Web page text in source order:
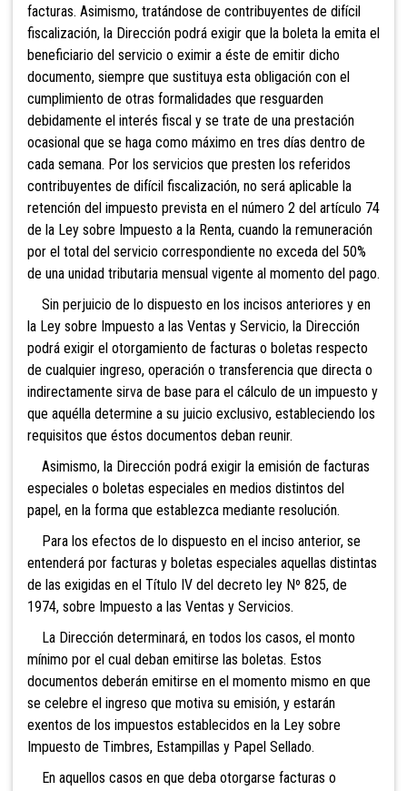
facturas. Asimismo, tratándose de contribuyentes de difícil
fiscalización, la Dirección podrá exigir que la boleta la emita el
beneficiario del servicio o eximir a éste de emitir dicho
documento, siempre que sustituya esta obligación con el
cumplimiento de otras formalidades que resguarden
debidamente el interés fiscal y se trate de una prestación
ocasional que se haga como máximo en tres días dentro de
cada semana. Por los servicios que presten los referidos
contribuyentes de difícil fiscalización, no será aplicable la
retención del impuesto prevista en el número 2 del artículo 74
de la Ley sobre Impuesto a la Renta, cuando la remuneración
por el total del servicio correspondiente no exceda del 50%
de una unidad tributaria mensual vigente al momento del pago.
Sin perjuicio de lo dispuesto en los incisos anteriores y en
la Ley sobre Impuesto a las Ventas y Servicio, la Dirección
podrá exigir el otorgamiento de facturas o boletas respecto
de cualquier ingreso, operación o transferencia que directa o
indirectamente sirva de base para el cálculo de un impuesto y
que aquélla determine a su juicio exclusivo, estableciendo los
requisitos que éstos documentos deban reunir.
Asimismo, la Dirección podrá exigir la emisión de facturas
especiales o boletas especiales en medios distintos del
papel, en la forma que establezca mediante resolución.
Para los efectos de lo dispuesto en el inciso anterior, se
entenderá por facturas y boletas especiales aquellas distintas
de las exigidas en el Título IV del decreto ley Nº 825, de
1974, sobre Impuesto a las Ventas y Servicios.
La Dirección determinará, en todos los casos, el monto
mínimo por el cual deban emitirse las boletas. Estos
documentos deberán emitirse en el momento mismo en que
se celebre el ingreso que motiva su emisión, y estarán
exentos de los impuestos establecidos en la Ley sobre
Impuesto de Timbres, Estampillas y Papel Sellado.
En aquellos casos en que deba otorgarse facturas o